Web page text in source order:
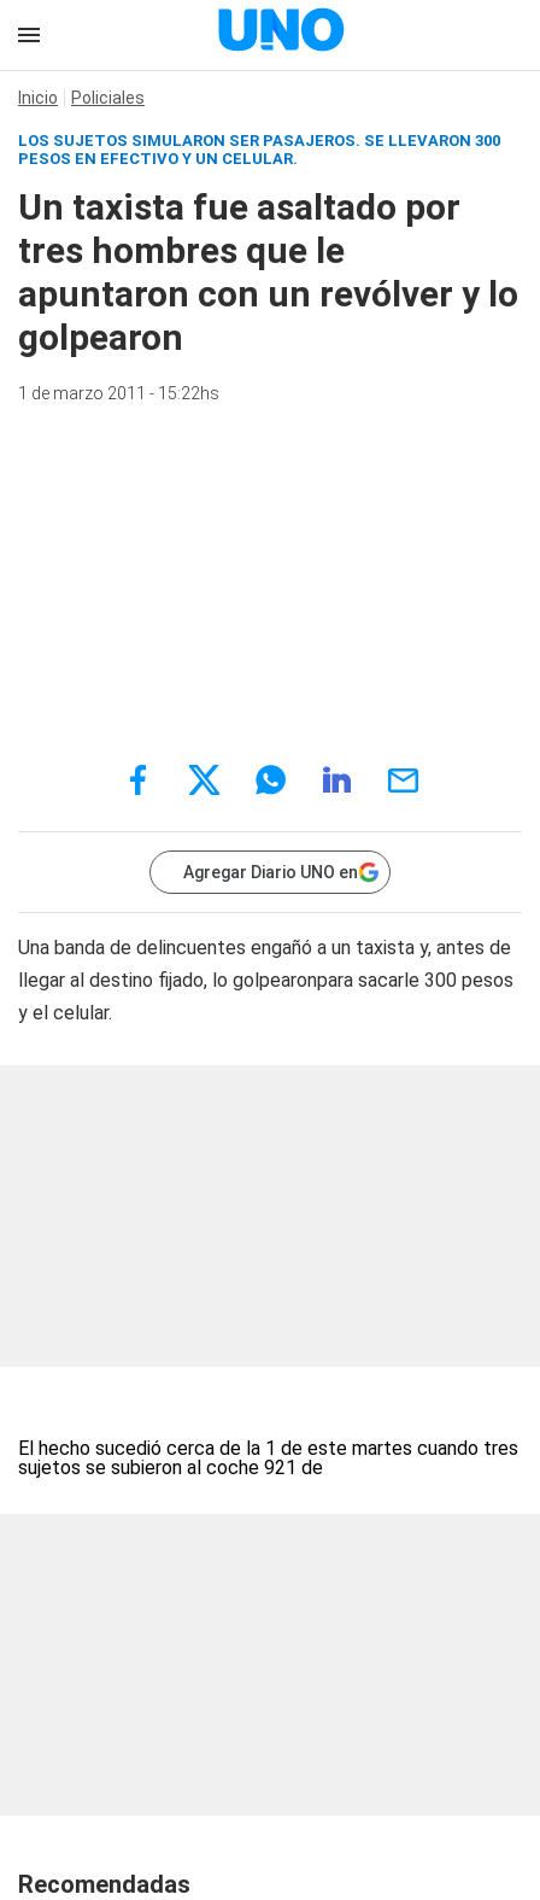
Inicio Policiales
LOS SUJETOS SIMULARON SER PASAJEROS. SE LLEVARON 300
PESOS EN EFECTIVO Y UN CELULAR.
Un taxista fue asaltado por
tres hombres que le
apuntaron con un revólver y lo
golpearon
1 de marzo 2011 - 15:22hs
Agregar Diario UNO en
Una banda de delincuentes engañó a un taxista y, antes de
llegar al destino fijado, lo golpearonpara sacarle 300 pesos
y el celular.
El hecho sucedió cerca de la 1 de este martes cuando tres
sujetos se subieron al coche 921 de
Recomendadas